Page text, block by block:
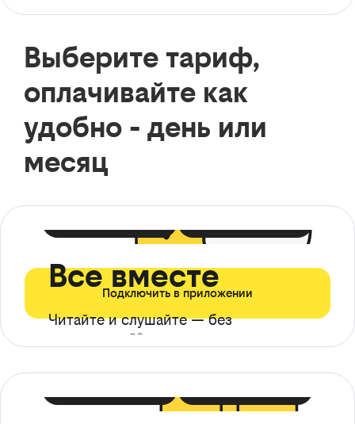
Выберите тариф,
оплачивайте как
удобно - день или
месяц
Все вместе
Читайте и слушайте — без
ограничений*
Подключить в приложении